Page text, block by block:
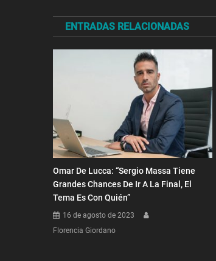
de
entradas
ENTRADAS RELACIONADAS
Omar De Lucca: “Sergio Massa Tiene
Grandes Chances De Ir A La Final, El
Tema Es Con Quién”
16 de agosto de 2023
Florencia Giordano